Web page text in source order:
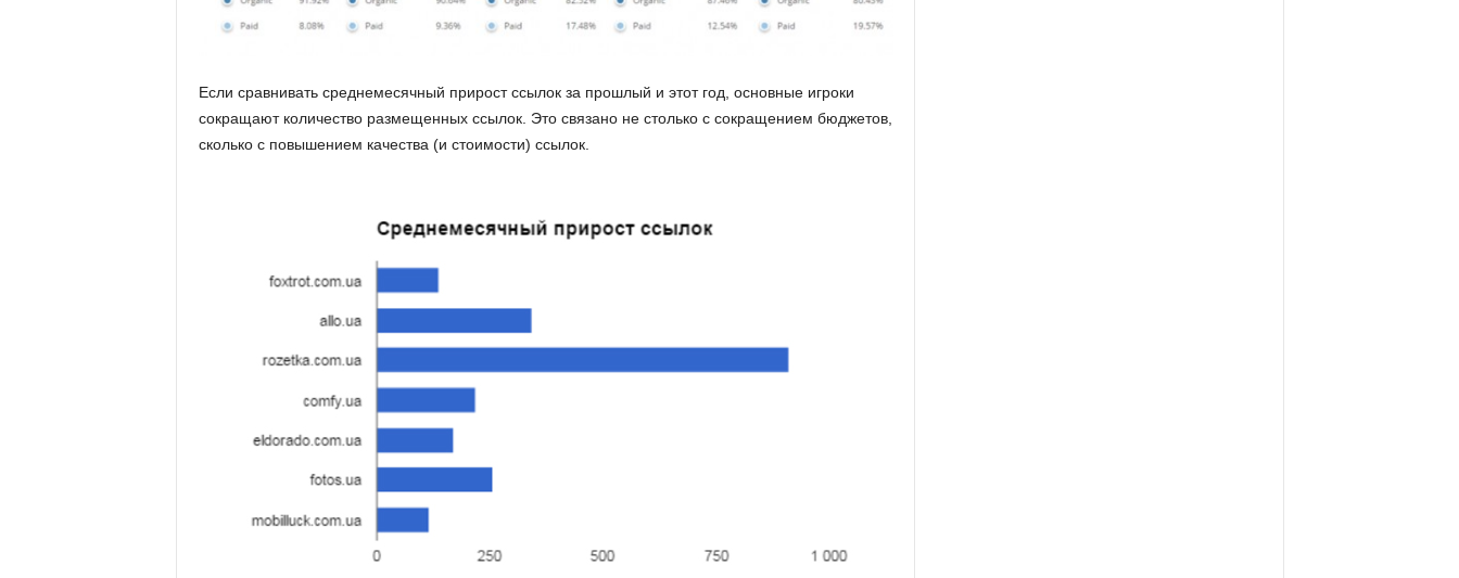
Если сравнивать среднемесячный прирост ссылок за прошлый и этот год, основные игроки
сокращают количество размещенных ссылок. Это связано не столько с сокращением бюджетов,
сколько с повышением качества (и стоимости) ссылок.